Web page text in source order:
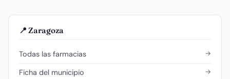
📍 Zaragoza
Todas las farmacias →
Ficha del municipio →